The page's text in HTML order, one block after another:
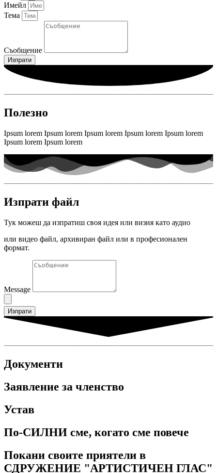
Имейл
Тема
Съобщение
Изпрати
Полезно
Ipsum lorem Ipsum lorem Ipsum lorem Ipsum lorem Ipsum lorem
Ipsum lorem Ipsum lorem
Изпрати файл
Тук можеш да изпратиш своя идея или визия като аудио
или видео файл, архивиран файл или в професионален
формат.
Message
Изпрати
Документи
Заявление за членство
Устав
По-СИЛНИ сме, когато сме повече
Покани своите приятели в
СДРУЖЕНИЕ "АРТИСТИЧЕН ГЛАС"